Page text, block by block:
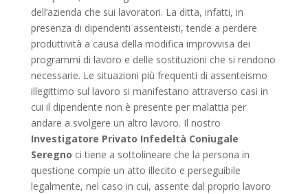
dell’azienda che sui lavoratori. La ditta, infatti, in
presenza di dipendenti assenteisti, tende a perdere
produttività a causa della modifica improvvisa dei
programmi di lavoro e delle sostituzioni che si rendono
necessarie. Le situazioni più frequenti di assenteismo
illegittimo sul lavoro si manifestano attraverso casi in
cui il dipendente non è presente per malattia per
andare a svolgere un altro lavoro. Il nostro
Investigatore Privato Infedeltà Coniugale
Seregno ci tiene a sottolineare che la persona in
questione compie un atto illecito e perseguibile
legalmente, nel caso in cui, assente dal proprio lavoro